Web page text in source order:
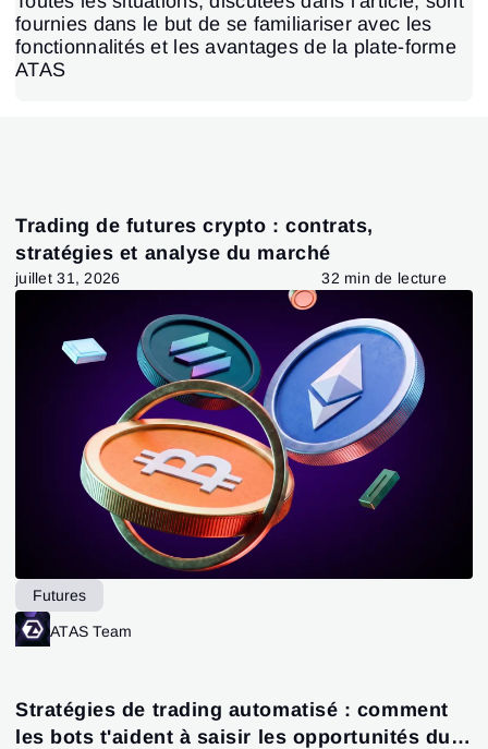
fournies dans le but de se familiariser avec les
fonctionnalités et les avantages de la plate-forme
ATAS
Trading de futures crypto : contrats,
stratégies et analyse du marché
juillet 31, 2026 32 min de lecture
Futures
ATAS Team
Stratégies de trading automatisé : comment
les bots t'aident à saisir les opportunités du